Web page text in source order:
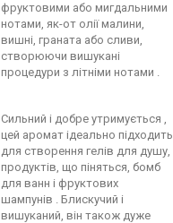
фруктовими або мигдальними
нотами, як-от олії малини,
вишні, граната або сливи,
створюючи вишукані
процедури з літніми нотами .
Сильний і добре утримується ,
цей аромат ідеально підходить
для створення гелів для душу,
продуктів, що піняться, бомб
для ванн і фруктових
шампунів . Блискучий і
вишуканий, він також дуже